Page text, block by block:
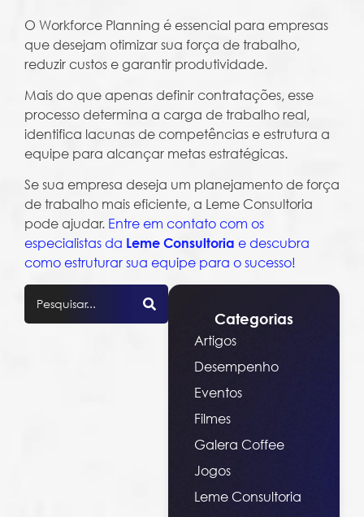
O Workforce Planning é essencial para empresas
que desejam otimizar sua força de trabalho,
reduzir custos e garantir produtividade.
Mais do que apenas definir contratações, esse
processo determina a carga de trabalho real,
identifica lacunas de competências e estrutura a
equipe para alcançar metas estratégicas.
Se sua empresa deseja um planejamento de força
de trabalho mais eficiente, a Leme Consultoria
pode ajudar. Entre em contato com os
especialistas da Leme Consultoria e descubra
como estruturar sua equipe para o sucesso!
Categorias
Artigos
Desempenho
Eventos
Filmes
Galera Coffee
Jogos
Leme Consultoria